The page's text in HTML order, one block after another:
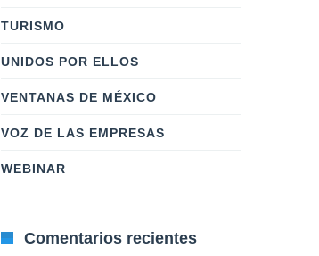
TURISMO
UNIDOS POR ELLOS
VENTANAS DE MÉXICO
VOZ DE LAS EMPRESAS
WEBINAR
Comentarios recientes